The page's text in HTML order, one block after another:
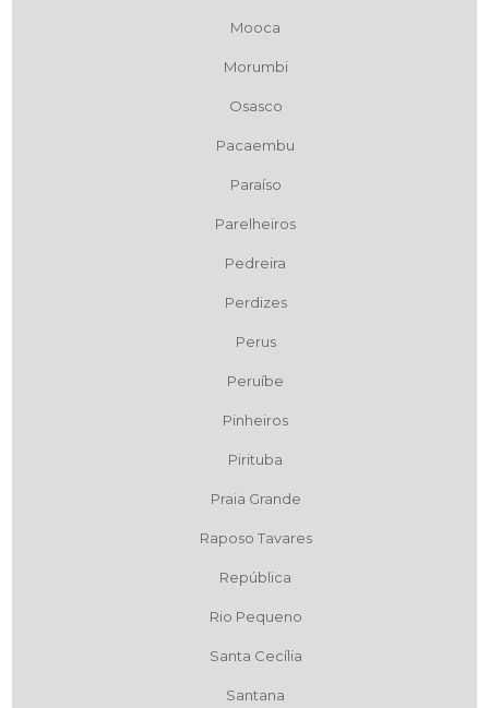
Mooca
Morumbi
Osasco
Pacaembu
Paraíso
Parelheiros
Pedreira
Perdizes
Perus
Peruíbe
Pinheiros
Pirituba
Praia Grande
Raposo Tavares
República
Rio Pequeno
Santa Cecília
Santana